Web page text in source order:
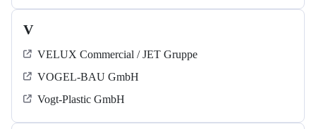
V
VELUX Commercial / JET Gruppe
VOGEL-BAU GmbH
Vogt-Plastic GmbH